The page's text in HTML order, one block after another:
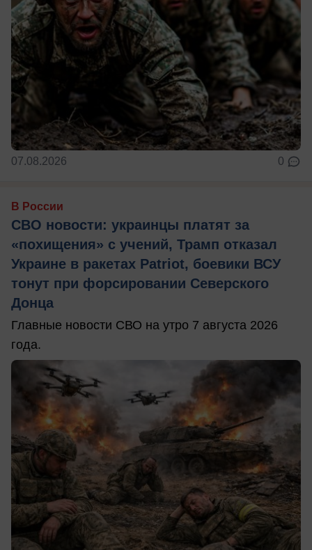
07.08.2026 0
В России
СВО новости: украинцы платят за
«похищения» с учений, Трамп отказал
Украине в ракетах Patriot, боевики ВСУ
тонут при форсировании Северского
Донца
Главные новости СВО на утро 7 августа 2026
года.